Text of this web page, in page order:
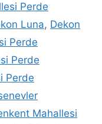
Perde
Luna, Dekon
Perde
Perde
Perde
Mahallesi